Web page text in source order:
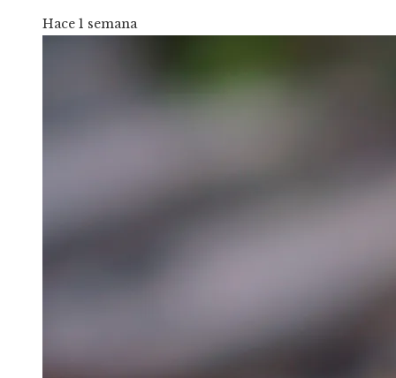
Hace 1 semana